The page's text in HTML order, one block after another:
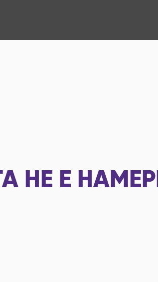
НЕ Е